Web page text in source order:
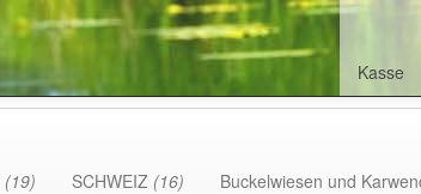
Kasse
(19) SCHWEIZ (16) Buckelwiesen und